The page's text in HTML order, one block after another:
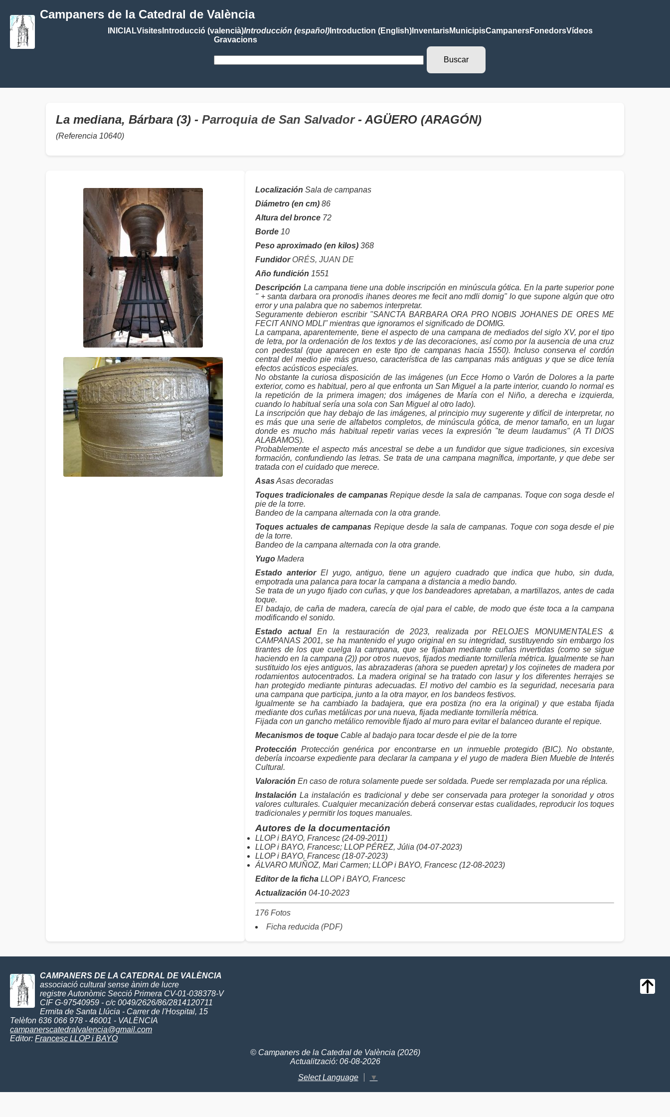
Campaners de la Catedral de València
INICIALVisitesIntroducció (valencià)Introducción (español)Introduction (English)InventarisMunicipisCampanersFonedorsVídeos
Gravacions
La mediana, Bárbara (3) - Parroquia de San Salvador- AGÜERO (ARAGÓN)
(Referencia 10640)
Localización Sala de campanas
Diámetro (en cm) 86
Altura del bronce 72
Borde 10
Peso aproximado (en kilos) 368
Fundidor ORÉS, JUAN DE
Año fundición 1551
Descripción La campana tiene una doble inscripción en minúscula gótica. En la parte superior pone
" + santa darbara ora pronodis ihanes deores me fecit ano mdli domig" lo que supone algún que otro
error y una palabra que no sabemos interpretar.
Seguramente debieron escribir "SANCTA BARBARA ORA PRO NOBIS JOHANES DE ORES ME
FECIT ANNO MDLI" mientras que ignoramos el significado de DOMIG.
La campana, aparentemente, tiene el aspecto de una campana de mediados del siglo XV, por el tipo
de letra, por la ordenación de los textos y de las decoraciones, así como por la ausencia de una cruz
con pedestal (que aparecen en este tipo de campanas hacia 1550). Incluso conserva el cordón
central del medio pie más grueso, característica de las campanas más antiguas y que se dice tenía
efectos acústicos especiales.
No obstante la curiosa disposición de las imágenes (un Ecce Homo o Varón de Dolores a la parte
exterior, como es habitual, pero al que enfronta un San Miguel a la parte interior, cuando lo normal es
la repetición de la primera imagen; dos imágenes de María con el Niño, a derecha e izquierda,
cuando lo habitual sería una sola con San Miguel al otro lado).
La inscripción que hay debajo de las imágenes, al principio muy sugerente y difícil de interpretar, no
es más que una serie de alfabetos completos, de minúscula gótica, de menor tamaño, en un lugar
donde es mucho más habitual repetir varias veces la expresión "te deum laudamus" (A TI DIOS
ALABAMOS).
Probablemente el aspecto más ancestral se debe a un fundidor que sigue tradiciones, sin excesiva
formación, confundiendo las letras. Se trata de una campana magnífica, importante, y que debe ser
tratada con el cuidado que merece.
Asas Asas decoradas
Toques tradicionales de campanas Repique desde la sala de campanas. Toque con soga desde el
pie de la torre.
Bandeo de la campana alternada con la otra grande.
Toques actuales de campanas Repique desde la sala de campanas. Toque con soga desde el pie
de la torre.
Bandeo de la campana alternada con la otra grande.
Yugo Madera
Estado anteriorEl yugo, antiguo, tiene un agujero cuadrado que indica que hubo, sin duda,
empotrada una palanca para tocar la campana a distancia a medio bando.
Se trata de un yugo fijado con cuñas, y que los bandeadores apretaban, a martillazos, antes de cada
toque.
El badajo, de caña de madera, carecía de ojal para el cable, de modo que éste toca a la campana
modificando el sonido.
Estado actualEn la restauración de 2023, realizada por RELOJES MONUMENTALES &
CAMPANAS 2001, se ha mantenido el yugo original en su integridad, sustituyendo sin embargo los
tirantes de los que cuelga la campana, que se fijaban mediante cuñas invertidas (como se sigue
haciendo en la campana (2)) por otros nuevos, fijados mediante tornillería métrica. Igualmente se han
sustituido los ejes antiguos, las abrazaderas (ahora se pueden apretar) y los cojinetes de madera por
rodamientos autocentrados. La madera original se ha tratado con lasur y los diferentes herrajes se
han protegido mediante pinturas adecuadas. El motivo del cambio es la seguridad, necesaria para
una campana que participa, junto a la otra mayor, en los bandeos festivos.
Igualmente se ha cambiado la badajera, que era postiza (no era la original) y que estaba fijada
mediante dos cuñas metálicas por una nueva, fijada mediante tornillería métrica.
Fijada con un gancho metálico removible fijado al muro para evitar el balanceo durante el repique.
Mecanismos de toque Cable al badajo para tocar desde el pie de la torre
Protección Protección genérica por encontrarse en un inmueble protegido (BIC). No obstante,
debería incoarse expediente para declarar la campana y el yugo de madera Bien Mueble de Interés
Cultural.
Valoración En caso de rotura solamente puede ser soldada. Puede ser remplazada por una réplica.
Instalación La instalación es tradicional y debe ser conservada para proteger la sonoridad y otros
valores culturales. Cualquier mecanización deberá conservar estas cualidades, reproducir los toques
tradicionales y permitir los toques manuales.
Autores de la documentación
LLOP i BAYO, Francesc (24-09-2011)
LLOP i BAYO, Francesc; LLOP PÉREZ, Júlia (04-07-2023)
LLOP i BAYO, Francesc (18-07-2023)
ÁLVARO MUÑOZ, Mari Carmen; LLOP i BAYO, Francesc (12-08-2023)
Editor de la ficha LLOP i BAYO, Francesc
Actualización 04-10-2023
176 Fotos
Ficha reducida (PDF)
CAMPANERS DE LA CATEDRAL DE VALÈNCIA
associació cultural sense ànim de lucre
registre Autonòmic Secció Primera CV-01-038378-V
CIF G-97540959 - c/c 0049/2626/86/2814120711
Ermita de Santa Llúcia - Carrer de l'Hospital, 15
Telèfon 636 066 978 - 46001 - VALÈNCIA
campanerscatedralvalencia@gmail.com
Editor: Francesc LLOP i BAYO
© Campaners de la Catedral de València (2026)
Actualització: 06-08-2026
Select Language
▼